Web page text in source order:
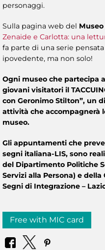
personaggi.
Sulla pagina web del
Zenaide e Carlotta: una
fa parte di una serie
ipovedente, ma non solo!
Ogni museo che partecipa
giovani visitatori il
con Geronimo Stilton”, un
attività che accompagnerà
museo.
Gli appuntamenti che
segni italiana-LIS, sono
del Dipartimento Politiche
Servizi alla Persona) e
Segni di Integrazione –
Free with MIC card